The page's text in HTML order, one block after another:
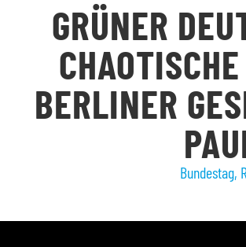
GRÜNER
ERLINER
Bundestag,